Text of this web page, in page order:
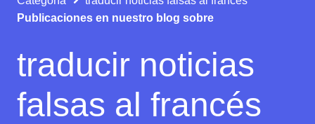
Publicaciones en nuestro blog sobre
traducir noticias
falsas al francés